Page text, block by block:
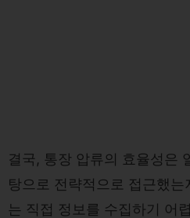
결국, 통장 압류의 효율성은
탕으로 전략적으로 접근했
는 직접 정보를 수집하기 어